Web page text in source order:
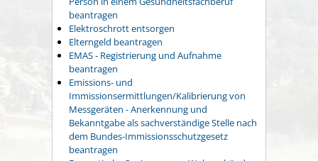
beantragen
Elektroschrott entsorgen
Elterngeld beantragen
EMAS - Registrierung und Aufnahme
beantragen
Emissions- und
Immissionsermittlungen/Kalibrierung von
Messgeräten - Anerkennung und
Bekanntgabe als sachverständige Stelle nach
dem Bundes-Immissionsschutzgesetz
beantragen